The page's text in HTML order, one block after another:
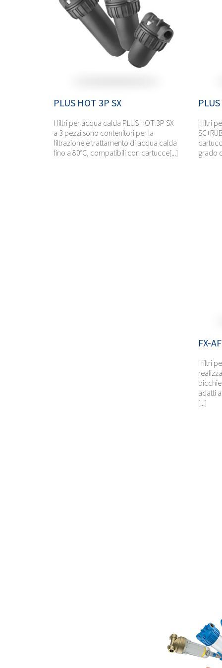
PLUS HOT 3P SX
I filtri per acqua calda PLUS HOT 3P SX
a 3 pezzi sono contenitori per la
filtrazione e trattamento di acqua calda
fino a 80°C, compatibili con cartucce[...]
I filtri
grado
FX-
I filtri
adatti
[...]